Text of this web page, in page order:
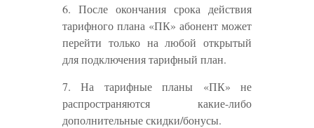
6. После окончания срока действия
тарифного плана «ПК» абонент может
перейти только на любой открытый
для подключения тарифный план.
7. На тарифные планы «ПК» не
распространяются какие-либо
дополнительные скидки/бонусы.